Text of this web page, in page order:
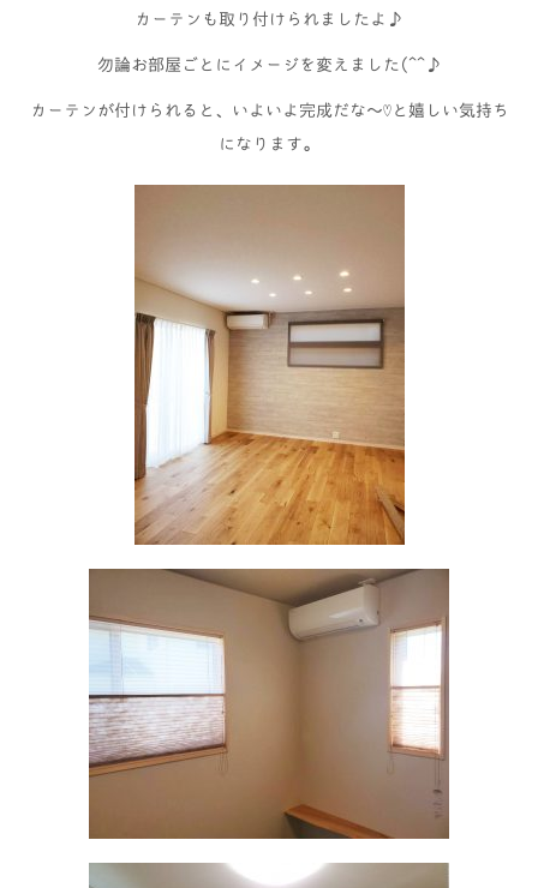
カーテンも取り付けられましたよ♪
勿論お部屋ごとにイメージを変えました(^^♪
カーテンが付けられると、いよいよ完成だな～♡と嬉しい気持ち
になります。